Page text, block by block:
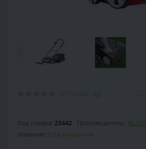
(0)
Код товара: 23442 Производитель: AL-KO
Наличие: Есть в наличии